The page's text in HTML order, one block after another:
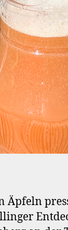
Äpfeln